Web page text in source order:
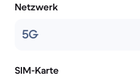
Netzwerk
5G
SIM-Karte